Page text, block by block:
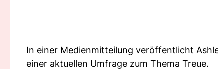
In einer Medienmitteilung veröffentlicht
einer aktuellen Umfrage zum Thema Treue.